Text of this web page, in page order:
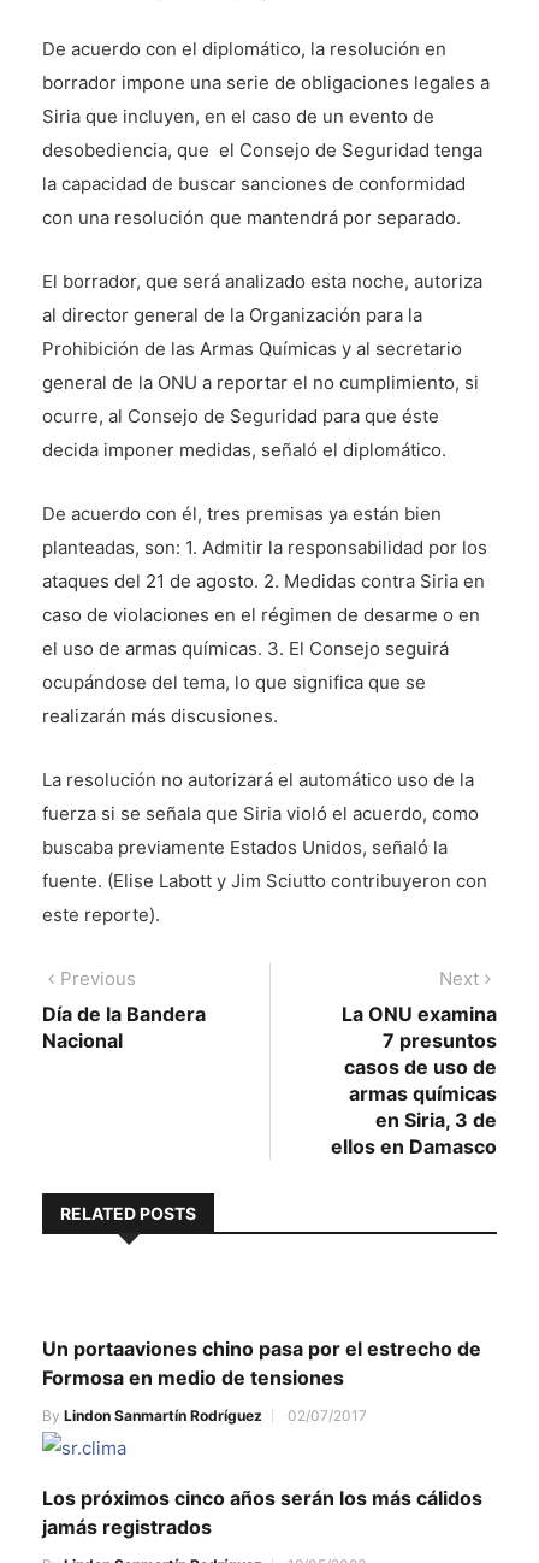
De acuerdo con el diplomático, la resolución en
borrador impone una serie de obligaciones legales a
Siria que incluyen, en el caso de un evento de
desobediencia, que el Consejo de Seguridad tenga
la capacidad de buscar sanciones de conformidad
con una resolución que mantendrá por separado.
El borrador, que será analizado esta noche, autoriza
al director general de la Organización para la
Prohibición de las Armas Químicas y al secretario
general de la ONU a reportar el no cumplimiento, si
ocurre, al Consejo de Seguridad para que éste
decida imponer medidas, señaló el diplomático.
De acuerdo con él, tres premisas ya están bien
planteadas, son: 1. Admitir la responsabilidad por los
ataques del 21 de agosto. 2. Medidas contra Siria en
caso de violaciones en el régimen de desarme o en
el uso de armas químicas. 3. El Consejo seguirá
ocupándose del tema, lo que significa que se
realizarán más discusiones.
La resolución no autorizará el automático uso de la
fuerza si se señala que Siria violó el acuerdo, como
buscaba previamente Estados Unidos, señaló la
fuente. (Elise Labott y Jim Sciutto contribuyeron con
este reporte).
Navegación
de
Previous
post:
Día de la Bandera
Nacional
Next
post:
La ONU examina
7 presuntos
casos de uso de
armas químicas
en Siria, 3 de
ellos en Damasco
RELATED POSTS
Un portaaviones chino pasa por el estrecho de
Formosa en medio de tensiones
By Lindon Sanmartín Rodríguez 02/07/2017
Los próximos cinco años serán los más cálidos
jamás registrados